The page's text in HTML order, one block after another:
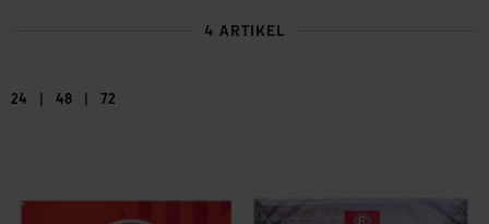
4 ARTIKEL
24 | 48 | 72